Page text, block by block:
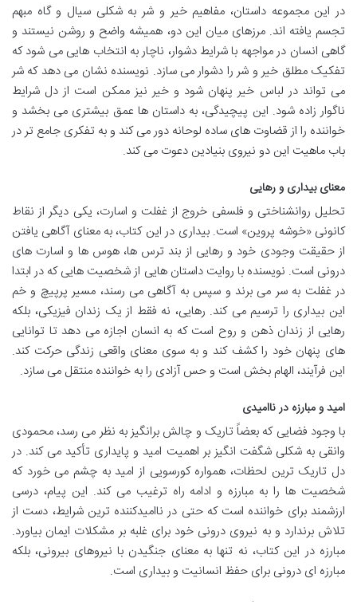
در این مجموعه داستان، مفاهیم خیر و شر به شکلی سیال و گاه مبهم
تجسم یافته اند. مرزهای میان این دو، همیشه واضح و روشن نیستند و
گاهی انسان در مواجهه با شرایط دشوار، ناچار به انتخاب هایی می شود که
تفکیک مطلق خیر و شر را دشوار می سازد. نویسنده نشان می دهد که شر
می تواند در لباس خیر پنهان شود و خیر نیز ممکن است از دل شرایط
ناگوار زاده شود. این پیچیدگی، به داستان ها عمق بیشتری می بخشد و
خواننده را از قضاوت های ساده لوحانه دور می کند و به تفکری جامع تر در
باب ماهیت این دو نیروی بنیادین دعوت می کند.
معنای بیداری و رهایی
تحلیل روانشناختی و فلسفی خروج از غفلت و اسارت، یکی دیگر از نقاط
کانونی «خوشه پروین» است. بیداری در این کتاب، به معنای آگاهی یافتن
از حقیقت وجودی خود و رهایی از بند ترس ها، هوس ها و اسارت های
درونی است. نویسنده با روایت داستان هایی از شخصیت هایی که در ابتدا
در غفلت به سر می برند و سپس به آگاهی می رسند، مسیر پرپیچ و خم
این بیداری را ترسیم می کند. رهایی، نه فقط از یک زندان فیزیکی، بلکه
رهایی از زندان ذهن و روح است که به انسان اجازه می دهد تا توانایی
های پنهان خود را کشف کند و به سوی معنای واقعی زندگی حرکت کند.
این فرآیند، الهام بخش است و حس آزادی را به خواننده منتقل می سازد.
امید و مبارزه در ناامیدی
با وجود فضایی که بعضاً تاریک و چالش برانگیز به نظر می رسد، محمودی
وانقی به شکلی شگفت انگیز بر اهمیت امید و پایداری تأکید می کند. در
دل تاریک ترین لحظات، همواره کورسویی از امید به چشم می خورد که
شخصیت ها را به مبارزه و ادامه راه ترغیب می کند. این پیام، درسی
ارزشمند برای خواننده است که حتی در ناامیدکننده ترین شرایط، دست از
تلاش برندارد و به نیروی درونی خود برای غلبه بر مشکلات ایمان بیاورد.
مبارزه در این کتاب، نه تنها به معنای جنگیدن با نیروهای بیرونی، بلکه
مبارزه ای درونی برای حفظ انسانیت و بیداری است.